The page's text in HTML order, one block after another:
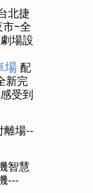
北捷
~全
場設
場 配
新完
受到
離場--
智慧
---